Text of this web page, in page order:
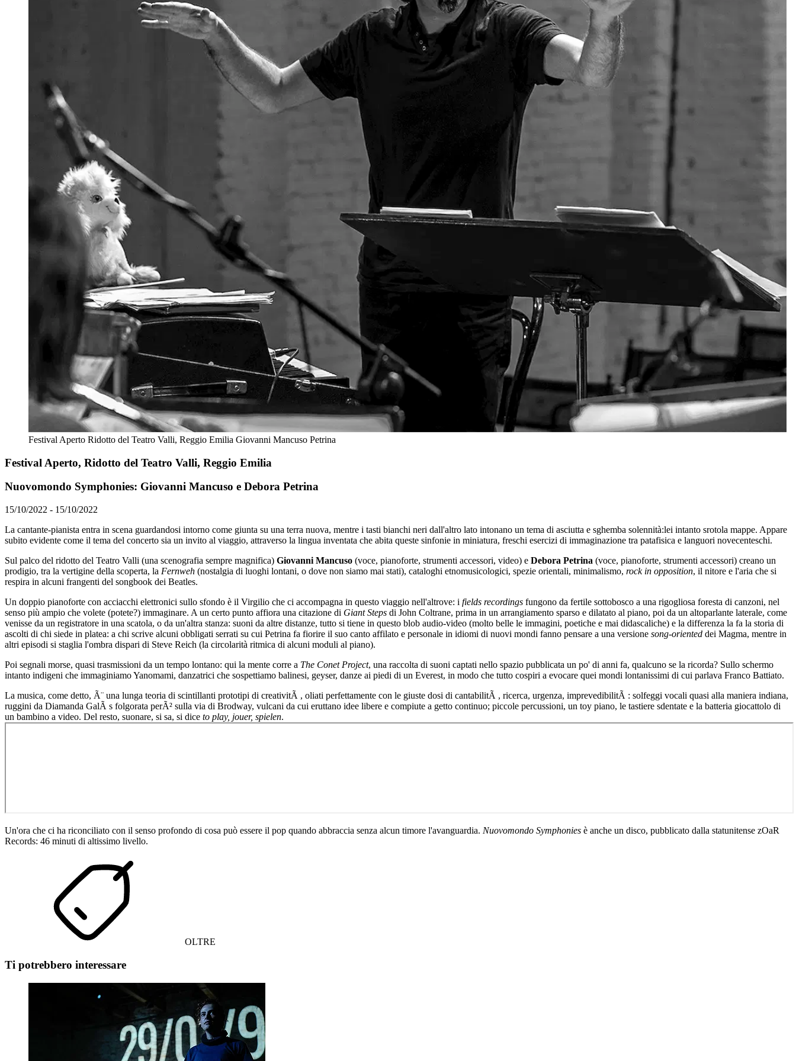
Festival Aperto Ridotto del Teatro Valli, Reggio Emilia Giovanni Mancuso Petrina
Festival Aperto, Ridotto del Teatro Valli, Reggio Emilia
Nuovomondo Symphonies: Giovanni Mancuso e Debora Petrina
15/10/2022 - 15/10/2022
La cantante-pianista entra in scena guardandosi intorno come giunta su una terra nuova, mentre i tasti bianchi neri dall'altro lato intonano un tema di asciutta e sghemba solennità:lei intanto srotola mappe. Appare
subito evidente come il tema del concerto sia un invito al viaggio, attraverso la lingua inventata che abita queste sinfonie in miniatura, freschi esercizi di immaginazione tra patafisica e languori novecenteschi.
Sul palco del ridotto del Teatro Valli (una scenografia sempre magnifica) Giovanni Mancuso (voce, pianoforte, strumenti accessori, video) e Debora Petrina (voce, pianoforte, strumenti accessori) creano un
prodigio, tra la vertigine della scoperta, la Fernweh (nostalgia di luoghi lontani, o dove non siamo mai stati), cataloghi etnomusicologici, spezie orientali, minimalismo, rock in opposition, il nitore e l'aria che si
respira in alcuni frangenti del songbook dei Beatles.
Un doppio pianoforte con acciacchi elettronici sullo sfondo è il Virgilio che ci accompagna in questo viaggio nell'altrove: i fields recordings fungono da fertile sottobosco a una rigogliosa foresta di canzoni, nel
senso più ampio che volete (potete?) immaginare. A un certo punto affiora una citazione di Giant Steps di John Coltrane, prima in un arrangiamento sparso e dilatato al piano, poi da un altoparlante laterale, come
venisse da un registratore in una scatola, o da un'altra stanza: suoni da altre distanze, tutto si tiene in questo blob audio-video (molto belle le immagini, poetiche e mai didascaliche) e la differenza la fa la storia di
ascolti di chi siede in platea: a chi scrive alcuni obbligati serrati su cui Petrina fa fiorire il suo canto affilato e personale in idiomi di nuovi mondi fanno pensare a una versione song-oriented dei Magma, mentre in
altri episodi si staglia l'ombra dispari di Steve Reich (la circolarità ritmica di alcuni moduli al piano).
Poi segnali morse, quasi trasmissioni da un tempo lontano: qui la mente corre a The Conet Project, una raccolta di suoni captati nello spazio pubblicata un po' di anni fa, qualcuno se la ricorda? Sullo schermo
intanto indigeni che immaginiamo Yanomami, danzatrici che sospettiamo balinesi, geyser, danze ai piedi di un Everest, in modo che tutto cospiri a evocare quei mondi lontanissimi di cui parlava Franco Battiato.
La musica, come detto, Ã¨ una lunga teoria di scintillanti prototipi di creativitÃ , oliati perfettamente con le giuste dosi di cantabilitÃ , ricerca, urgenza, imprevedibilitÃ : solfeggi vocali quasi alla maniera indiana,
ruggini da Diamanda GalÃ s folgorata perÃ² sulla via di Brodway, vulcani da cui eruttano idee libere e compiute a getto continuo; piccole percussioni, un toy piano, le tastiere sdentate e la batteria giocattolo di
un bambino a video. Del resto, suonare, si sa, si dice to play, jouer, spielen.
Un'ora che ci ha riconciliato con il senso profondo di cosa può essere il pop quando abbraccia senza alcun timore l'avanguardia. Nuovomondo Symphonies è anche un disco, pubblicato dalla statunitense zOaR
Records: 46 minuti di altissimo livello.
OLTRE
Ti potrebbero interessare